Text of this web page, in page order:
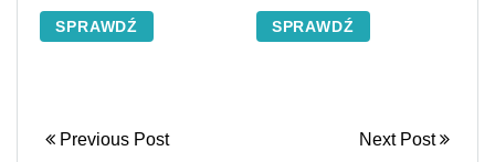
SPRAWDŹ SPRAWDŹ
Previous Post Next Post